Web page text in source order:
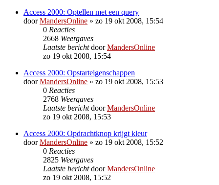
Access 2000: Optellen met een query
doorMandersOnline » zo 19 okt 2008, 15:54
0 Reacties
2668 Weergaves
Laatste berichtdoorMandersOnline
zo 19 okt 2008, 15:54
Access 2000: Opstarteigenschappen
doorMandersOnline » zo 19 okt 2008, 15:53
0 Reacties
2768 Weergaves
Laatste berichtdoorMandersOnline
zo 19 okt 2008, 15:53
Access 2000: Opdrachtknop krijgt kleur
doorMandersOnline » zo 19 okt 2008, 15:52
0 Reacties
2825 Weergaves
Laatste berichtdoorMandersOnline
zo 19 okt 2008, 15:52